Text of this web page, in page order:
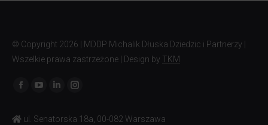
© Copyright 2026 | MDDP Michalik Dłuska Dziedzic i Partnerzy |
Wszelkie prawa zastrzeżone | Design by TKM
Znajdź nas na:
ul. Senatorska 18a, 00-082 Warszawa